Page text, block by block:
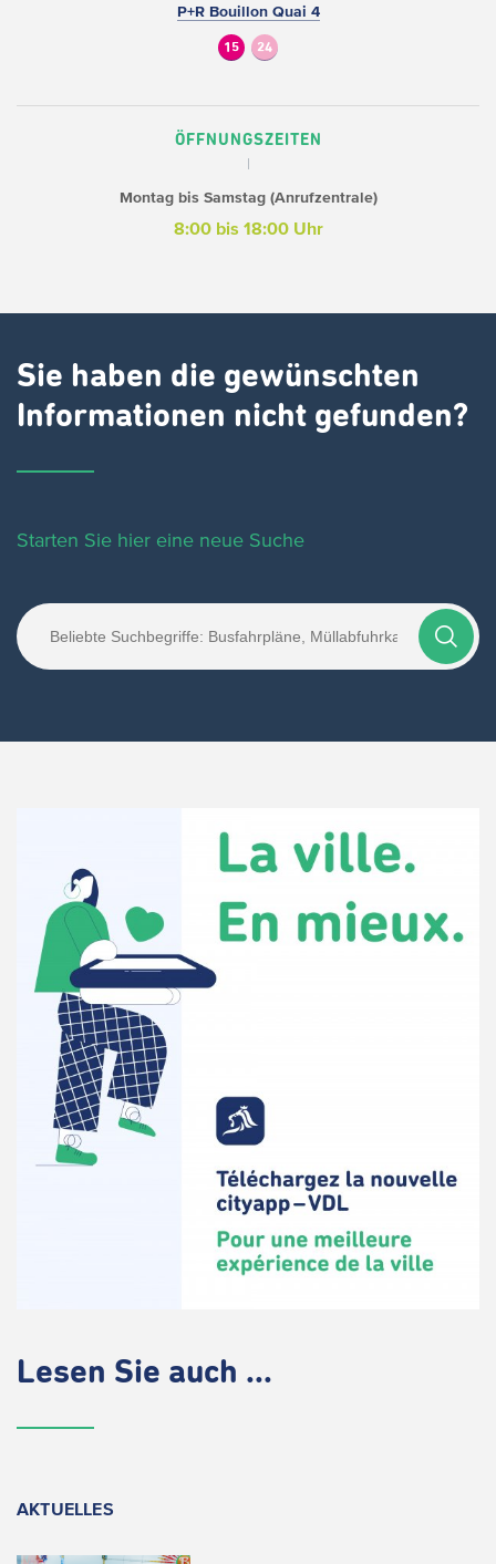
P+R Bouillon Quai 4
15 24
ÖFFNUNGSZEITEN
Montag bis Samstag (Anrufzentrale)
8:00 bis 18:00 Uhr
Sie haben die gewünschten
Informationen nicht gefunden?
Starten Sie hier eine neue Suche
Lesen Sie auch ...
AKTUELLES